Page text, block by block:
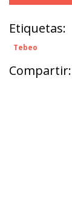
Etiquetas:
Tebeo
Compartir: